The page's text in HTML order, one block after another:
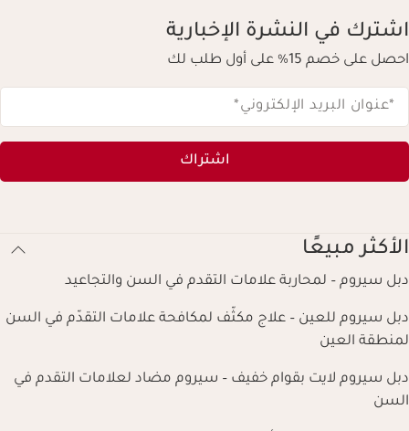
اشترك في النشرة الإخبارية
احصل على خصم 15% على أول طلب لك
*عنوان البريد الإلكتروني*
اشتراك
الأكثر مبيعًا
دبل سيروم – لمحاربة علامات التقدم في السن والتجاعيد
دبل سيروم للعين – علاج مكثّف لمكافحة علامات التقدّم في السن
لمنطقة العين
دبل سيروم لايت بقوام خفيف – سيروم مضاد لعلامات التقدم في
السن